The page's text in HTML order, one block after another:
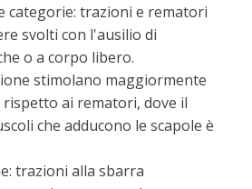
categorie: trazioni e rematori
svolti con l'ausilio di
o a corpo libero.
stimolano maggiormente
ai rematori, dove il
che adducono le scapole è
trazioni alla sbarra